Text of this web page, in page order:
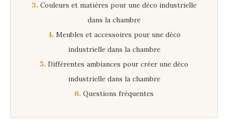
3. Couleurs et matières pour une déco industrielle
dans la chambre
4.Meubles et accessoires pour une déco
industrielle dans la chambre
5. Différentes ambiances pour créer une déco
industrielle dans la chambre
6. Questions fréquentes